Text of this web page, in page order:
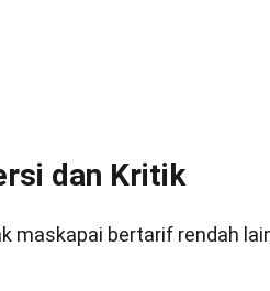
dan Kritik
maskapai bertarif rendah